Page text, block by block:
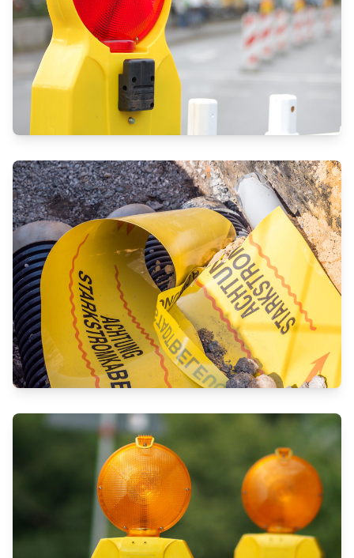
VIELSEITIGER LEITUNGSBAU IM
URBANEN VERSORGUNGSNETZ
ANSPRUCHSVOLLER
STROMNETZAUSBAU IM NIEDER-
UND HOCHSPANNUNGSBEREICH